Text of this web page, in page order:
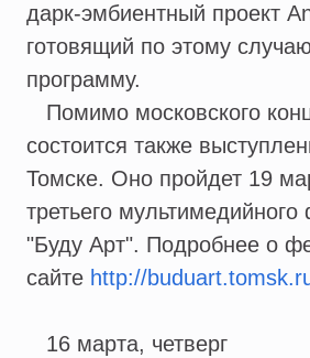
дарк-эмбиентный проект
готовящий по этому
программу.
Помимо московского
состоится также
Томске. Оно пройдет 19
третьего
"Буду Арт". Подробнее о
сайте http://
16 марта, четверг